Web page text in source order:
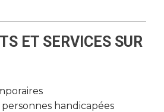
ET SERVICES SUR
handicapées